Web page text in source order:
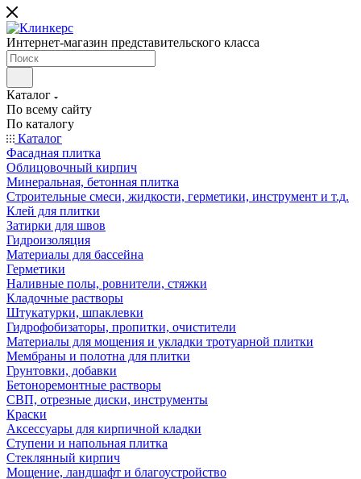
Интернет-магазин представительского класса
Каталог
По всему сайту
По каталогу
Каталог
Фасадная плитка
Облицовочный кирпич
Минеральная, бетонная плитка
Строительные смеси, жидкости, герметики, инструмент и т.д.
Клей для плитки
Затирки для швов
Гидроизоляция
Материалы для бассейна
Герметики
Наливные полы, ровнители, стяжки
Кладочные растворы
Штукатурки, шпаклевки
Гидрофобизаторы, пропитки, очистители
Материалы для мощения и укладки тротуарной плитки
Мембраны и полотна для плитки
Грунтовки, добавки
Бетоноремонтные растворы
СВП, отрезные диски, инструменты
Краски
Аксессуары для кирпичной кладки
Ступени и напольная плитка
Cтеклянный кирпич
Мощение, ландшафт и благоустройство